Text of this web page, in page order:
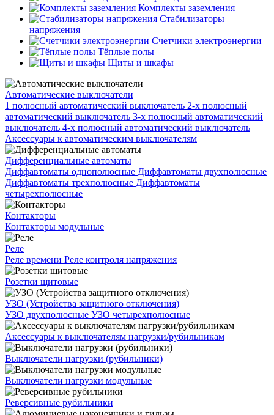
Комплекты заземления
Стабилизаторы
напряжения
Счетчики электроэнергии
Тёплые полы
Щиты и шкафы
Автоматические выключатели
1 полюсный автоматический выключатель 2-х полюсный
автоматический выключатель 3-х полюсный автоматический
выключатель 4-х полюсный автоматический выключатель
Аксессуары к автоматическим выключателям
Дифференциальные автоматы
Диффавтоматы однополюсные Диффавтоматы двухполюсные
Диффавтоматы трехполюсные Диффавтоматы
четырехполюсные
Контакторы
Контакторы модульные
Реле
Реле времени Реле контроля напряжения
Розетки щитовые
УЗО (Устройства защитного отключения)
УЗО двухполюсные УЗО четырехполюсные
Аксессуары к выключателям нагрузки/рубильникам
Выключатели нагрузки (рубильники)
Выключатели нагрузки модульные
Реверсивные рубильники